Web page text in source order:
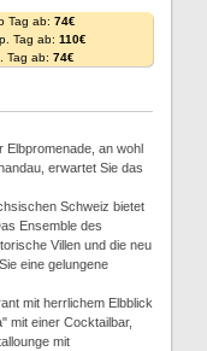
Tag ab: 74€
Tag ab: 110€
Tag ab: 74€
Elbpromenade, an wohl
erwartet Sie das
Schweiz bietet
Ensemble des
Villen und die neu
eine gelungene
mit herrlichem Elbblick
mit einer Cocktailbar,
mit